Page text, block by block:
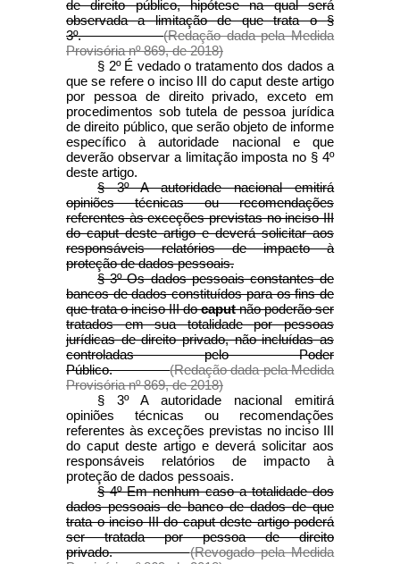
de direito público, hipótese na qual será
observada a limitação de que trata o §
3º.(Redação dada pela Medida
Provisória nº 869, de 2018)
§ 2º É vedado o tratamento dos dados a
que se refere o inciso III do caput deste artigo
por pessoa de direito privado, exceto em
procedimentos sob tutela de pessoa jurídica
de direito público, que serão objeto de informe
específico à autoridade nacional e que
deverão observar a limitação imposta no § 4º
deste artigo.
§ 3º A autoridade nacional emitirá
opiniões técnicas ou recomendações
referentes às exceções previstas no inciso III
do caput deste artigo e deverá solicitar aos
responsáveis relatórios de impacto à
proteção de dados pessoais.
§ 3º Os dados pessoais constantes de
bancos de dados constituídos para os fins de
que trata o inciso III docaputnão poderão ser
tratados em sua totalidade por pessoas
jurídicas de direito privado, não incluídas as
controladas pelo Poder
Público.(Redação dada pela Medida
Provisória nº 869, de 2018)
§ 3º A autoridade nacional emitirá
opiniões técnicas ou recomendações
referentes às exceções previstas no inciso III
do caput deste artigo e deverá solicitar aos
responsáveis relatórios de impacto à
proteção de dados pessoais.
§ 4º Em nenhum caso a totalidade dos
dados pessoais de banco de dados de que
trata o inciso III do caput deste artigo poderá
ser tratada por pessoa de direito
privado.(Revogado pela Medida